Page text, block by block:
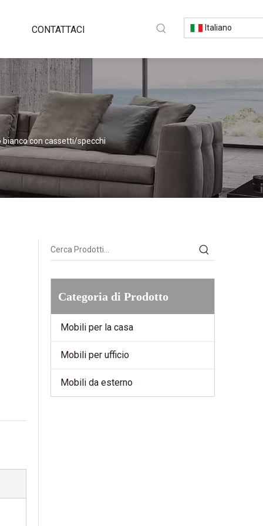
CONTATTACI Italiano
con cassetti/specchi
Categoria di Prodotto
Mobili per la casa
Mobili per ufficio
Mobili da esterno